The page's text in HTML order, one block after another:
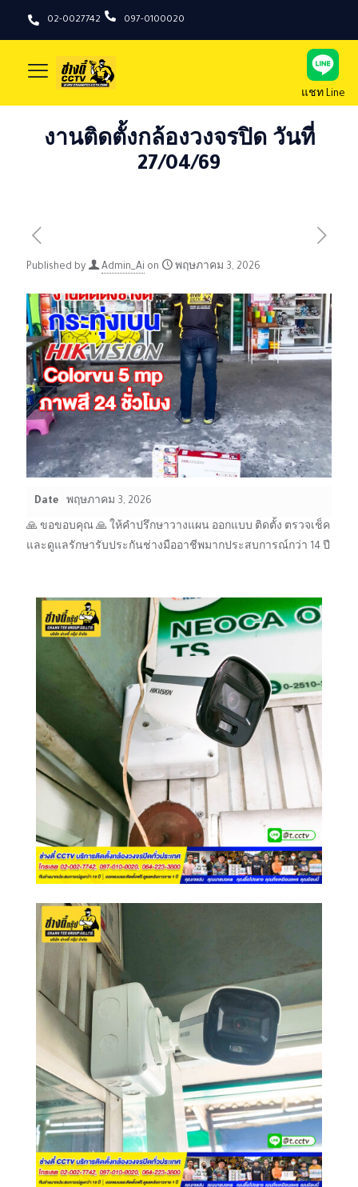
02-0027742 097-0100020
แชท Line
งานติดตั้งกล้องวงจรปิด วันที่
27/04/69
Published by Admin_Ai on พฤษภาคม 3, 2026
Date พฤษภาคม 3, 2026
🙏 ขอขอบคุณ 🙏 ให้คำปรึกษาวางแผน ออกแบบ ติดตั้ง ตรวจเช็ค
และดูแลรักษารับประกันช่างมืออาชีพมากประสบการณ์กว่า 14 ปี